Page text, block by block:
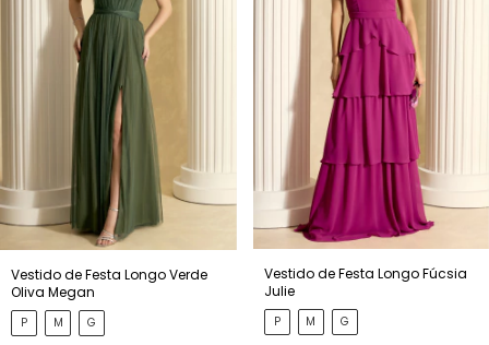
Vestido de Festa Longo Verde
Oliva Megan
P M G
Vestido de Festa Longo Fúcsia
Julie
P M G